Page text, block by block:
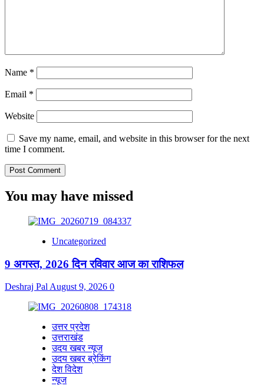
Name *
Email *
Website
Save my name, email, and website in this browser for the next
time I comment.
You may have missed
Uncategorized
9 अगस्त, 2026 दिन रविवार आज का राशिफल
Deshraj Pal August 9, 2026 0
उत्तर प्रदेश
उत्तराखंड
उदय खबर न्यूज
उदय खबर ब्रेकिंग
देश विदेश
न्यूज